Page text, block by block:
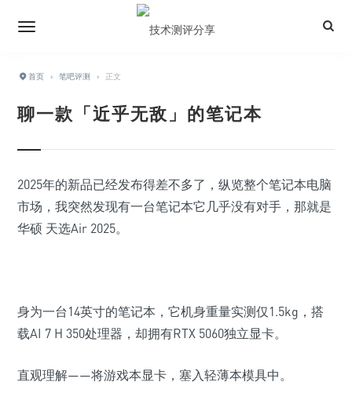
首页 › 笔吧评测 › 正文
聊一款「近乎无敌」的笔记本
2025年的新品已经发布得差不多了，纵览整个笔记本电脑
市场， 我突然发现有一台笔记本它 几乎没有对手 ，那就是
华硕 天选Air 2025。
身为一台14英寸的笔记本，它机身重量实测仅1.5kg，搭
载AI 7 H 350处理器，却拥有RTX 5060独立显卡。
直观理解——将游戏本显卡，塞入轻薄本模具中。